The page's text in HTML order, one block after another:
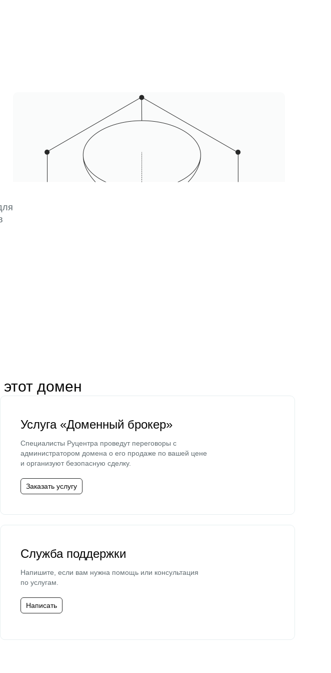
этот домен
Услуга «Доменный брокер»
Специалисты Руцентра проведут переговоры с
администратором домена о его продаже по вашей цене
и организуют безопасную сделку.
Заказать услугу
Служба поддержки
Напишите, если вам нужна помощь или консультация
по услугам.
Написать